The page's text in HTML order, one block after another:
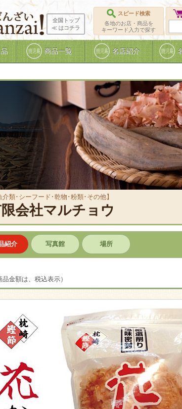
全国トップ
≪ ︎はコチラ
スピード検索
各地のお店・商品を
キーワード入力で探す
商品一覧 名店紹介
介類･シーフード･乾物･粉類･その他】
会社マルチョウ
紹介 写真館 場所
品金額は、税込表示）